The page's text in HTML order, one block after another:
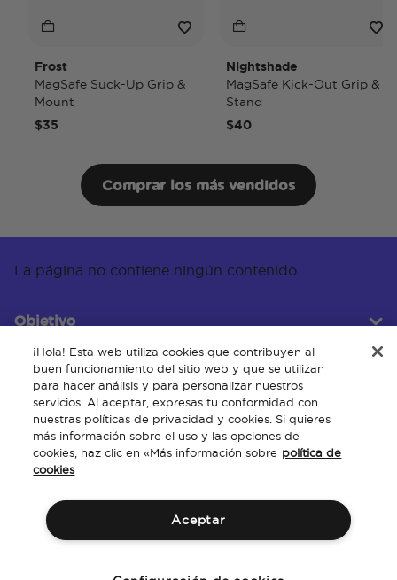
Frost
MagSafe Suck-Up Grip &
Mount
$35
Nightshade
MagSafe Kick-Out Grip &
Stand
$40
Comprar los más vendidos
La página no contiene ningún contenido.
Objetivo
Servicio al cliente
Acerca de
¡Hola! Esta web utiliza cookies que contribuyen al
buen funcionamiento del sitio web y que se utilizan
para hacer análisis y para personalizar nuestros
servicios. Al aceptar, expresas tu conformidad con
nuestras políticas de privacidad y cookies. Si quieres
más información sobre el uso y las opciones de
cookies, haz clic en «Más información sobre política de
cookies
Aceptar